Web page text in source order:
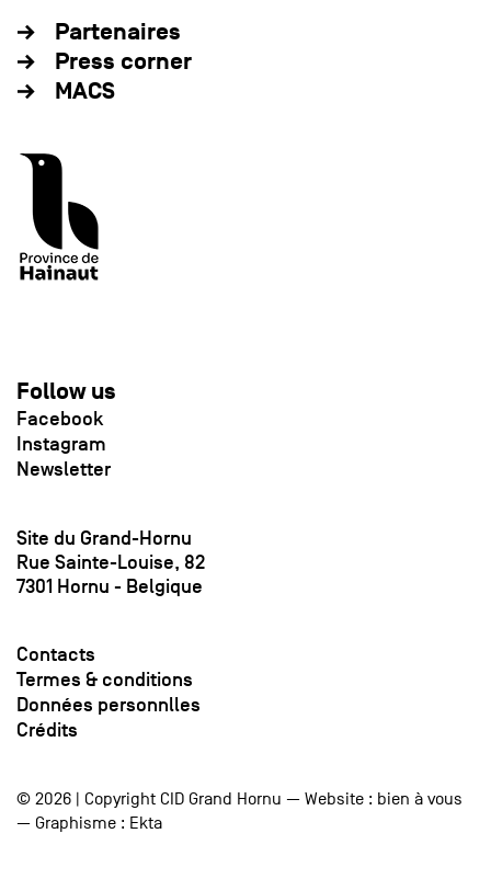
Partenaires
Press corner
MACS
Follow us
Facebook
Instagram
Newsletter
Site du Grand-Hornu
Rue Sainte-Louise, 82
7301 Hornu - Belgique
Contacts
Termes & conditions
Données personnlles
Crédits
© 2026 | Copyright CID Grand Hornu — Website : bien à vous
— Graphisme : Ekta